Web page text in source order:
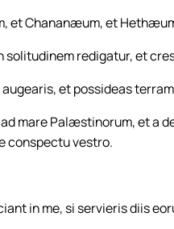
et Chananæum, et
solitudinem redigatur, et
et possideas
mare Palæstinorum, et a
conspectu vestro.
in me, si servieris diis